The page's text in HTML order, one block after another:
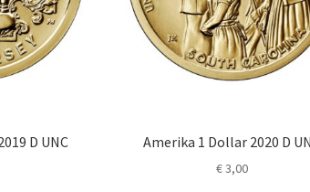
D UNC Amerika 1 Dollar 2020 D
€3,00